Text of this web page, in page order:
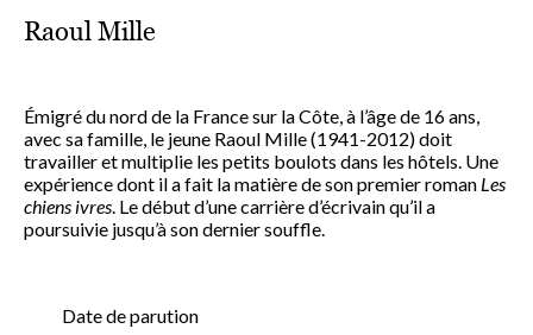
Raoul Mille
Émigré du nord de la France sur la Côte, à l’âge de 16 ans,
avec sa famille, le jeune Raoul Mille (1941-2012) doit
travailler et multiplie les petits boulots dans les hôtels. Une
expérience dont il a fait la matière de son premier roman Les
chiens ivres. Le début d’une carrière d’écrivain qu’il a
poursuivie jusqu’à son dernier souffle.
Date de parution